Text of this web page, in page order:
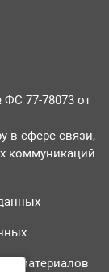
77-78073 от
в сфере связи,
коммуникаций
материалов